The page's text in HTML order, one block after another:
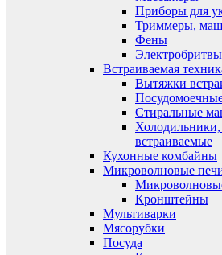
Приборы для
Триммеры,
Фены
Электробритвы
Встраиваемая
Вытяжки
Стиральные
встраиваемые
Кухонные комбайны
Микроволновые
Кронштейны
Мультиварки
Мясорубки
Посуда